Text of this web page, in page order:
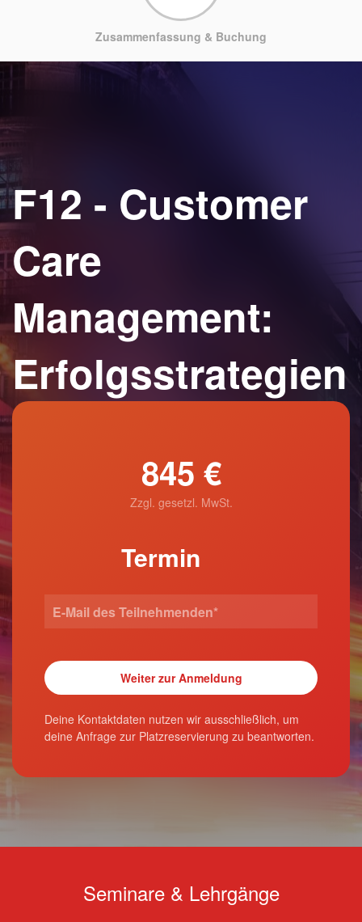
Zusammenfassung & Buchung
F12 - Customer
Care
Management:
Erfolgsstrategien
845 €
Zzgl. gesetzl. MwSt.
Deine Kontaktdaten nutzen wir ausschließlich, um
deine Anfrage zur Platzreservierung zu beantworten.
Seminare & Lehrgänge